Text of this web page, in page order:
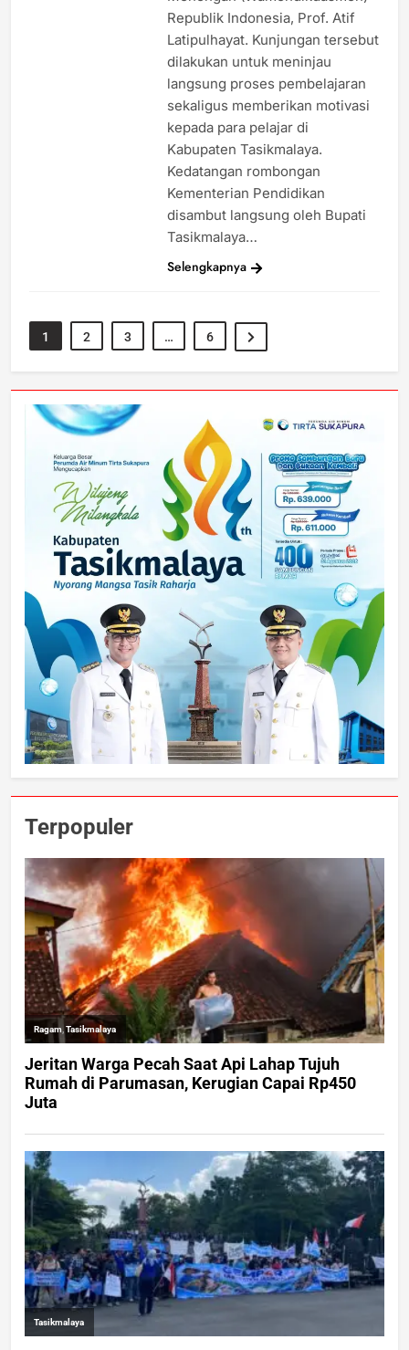
Republik Indonesia, Prof. Atif
Latipulhayat. Kunjungan tersebut
dilakukan untuk meninjau
langsung proses pembelajaran
sekaligus memberikan motivasi
kepada para pelajar di
Kabupaten Tasikmalaya.
Kedatangan rombongan
Kementerian Pendidikan
disambut langsung oleh Bupati
Tasikmalaya…
Selengkapnya
1 2 3 … 6
Terpopuler